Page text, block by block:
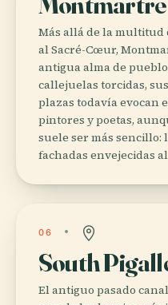
Más allá de la multitud
al Sacré-Cœur,
antigua alma de
callejuelas torcidas,
plazas todavía evocan
pintores y poetas,
suele ser más sencillo:
fachadas envejecidas
06
South
El antiguo pasado